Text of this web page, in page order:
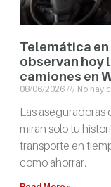
Telemática
observan hoy
camiones en
08/06/2026 No hay
Las aseguradoras
miran solo tu
transporte en
cómo ahorrar.